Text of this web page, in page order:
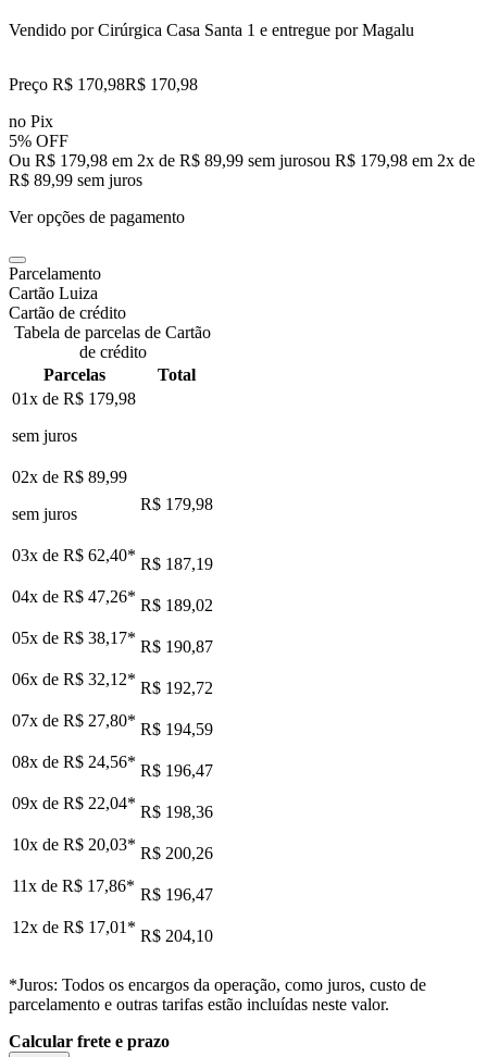
Vendido porCirúrgica Casa Santa 1 e entregue por Magalu
Preço R$ 170,98R$ 170,98
no Pix
5% OFF
Ou R$ 179,98 em 2x de R$ 89,99 sem jurosou R$ 179,98 em 2x de
R$ 89,99 sem juros
Ver opções de pagamento
Parcelamento
Cartão Luiza
Cartão de crédito
Tabela de parcelas de Cartão
de crédito
Parcelas
Total
01x de R$ 179,98
sem juros
02x de R$ 89,99
sem juros
R$ 179,98
03x de R$ 62,40* R$ 187,19
04x de R$ 47,26* R$ 189,02
05x de R$ 38,17* R$ 190,87
06x de R$ 32,12* R$ 192,72
07x de R$ 27,80* R$ 194,59
08x de R$ 24,56* R$ 196,47
09x de R$ 22,04* R$ 198,36
10x de R$ 20,03* R$ 200,26
11x de R$ 17,86* R$ 196,47
12x de R$ 17,01* R$ 204,10
*Juros: Todos os encargos da operação, como juros, custo de
parcelamento e outras tarifas estão incluídas neste valor.
Calcular frete e prazo